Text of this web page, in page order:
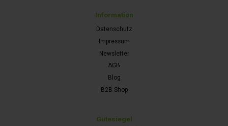
Information
Datenschutz
Impressum
Newsletter
AGB
Blog
B2B Shop
Gütesiegel